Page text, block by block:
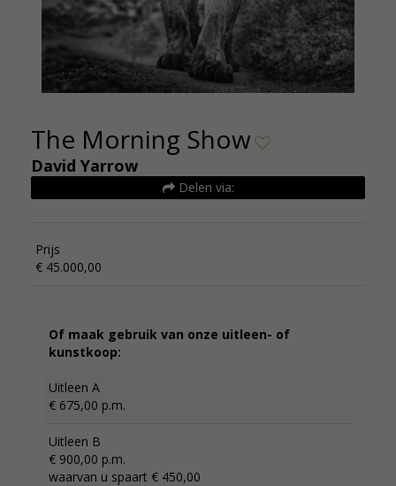
The Morning Show
David Yarrow
Delen via:
Prijs
€ 45.000,00
Of maak gebruik van onze uitleen- of
kunstkoop:
Uitleen A
€ 675,00 p.m.
Uitleen B
€ 900,00 p.m.
waarvan u spaart € 450,00